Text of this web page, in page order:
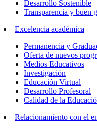
Desarrollo Sostenible
Transparencia y buen
Excelencia académica
Permanencia y
Oferta de nuevos
Medios Educativos
Investigación
Educación Virtual
Desarrollo Profesoral
Calidad de la
Relacionamiento con el